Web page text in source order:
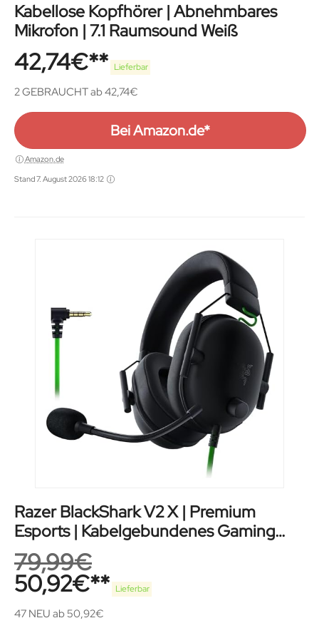
Kabellose Kopfhörer | Abnehmbares
Mikrofon | 7.1 Raumsound Weiß
42,74€ Lieferbar
2 GEBRAUCHT ab 42,74€
Bei Amazon.de*
Amazon.de
Stand 7. August 2026 18:12
Razer BlackShark V2 X | Premium
Esports | Kabelgebundenes Gaming
Headset
79,99€
50,92€ Lieferbar
47 NEU ab 50,92€